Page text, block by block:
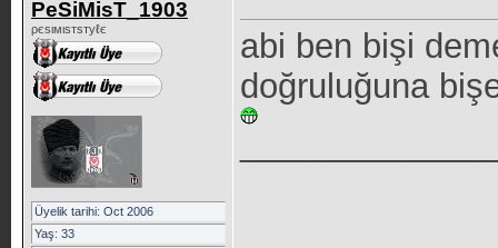
PeSiMisT_1903
ρєѕιмιѕтѕтуℓє
Üyelik tarihi: Oct 2006
Yaş: 33
abi ben bişi
doğruluğuna